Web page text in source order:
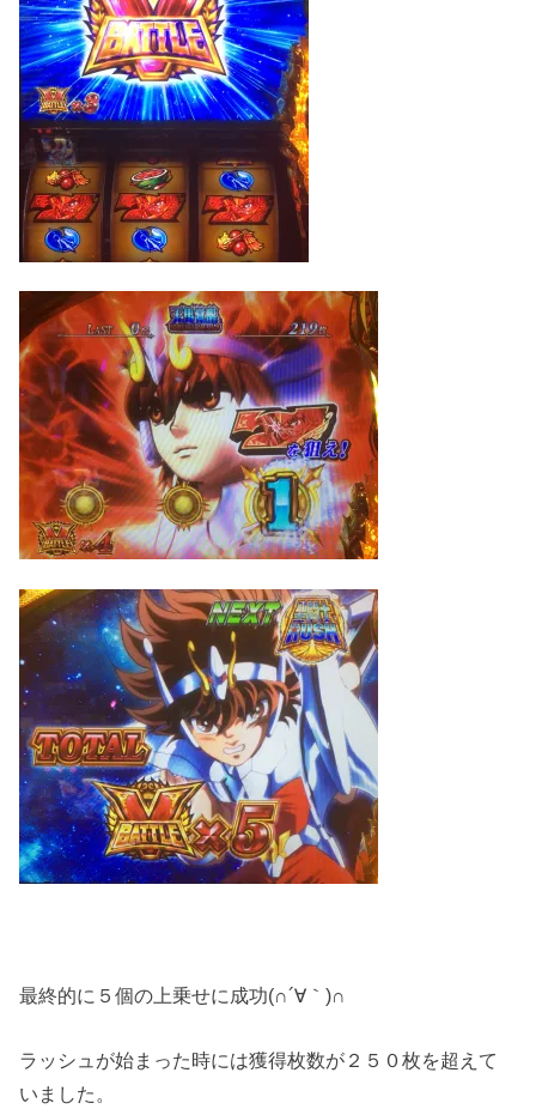
最終的に５個の上乗せに成功(∩´∀｀)∩
ラッシュが始まった時には獲得枚数が２５０枚を超えて
いました。